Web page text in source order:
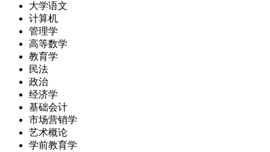
大学语文
计算机
管理学
高等数学
教育学
民法
政治
经济学
基础会计
市场营销学
艺术概论
学前教育学